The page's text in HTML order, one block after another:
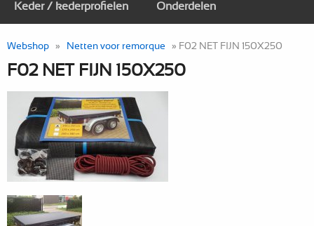
Keder / kederprofielen Onderdelen
Webshop » Netten voor remorque » F02 NET FIJN 150X250
F02 NET FIJN 150X250